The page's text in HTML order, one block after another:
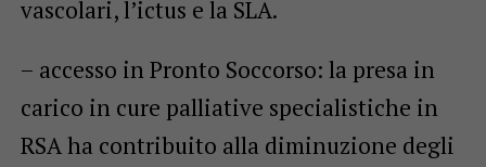
vascolari, l’ictus e la SLA.
– accesso in Pronto Soccorso: la presa in
carico in cure palliative specialistiche in
RSA ha contribuito alla diminuzione degli